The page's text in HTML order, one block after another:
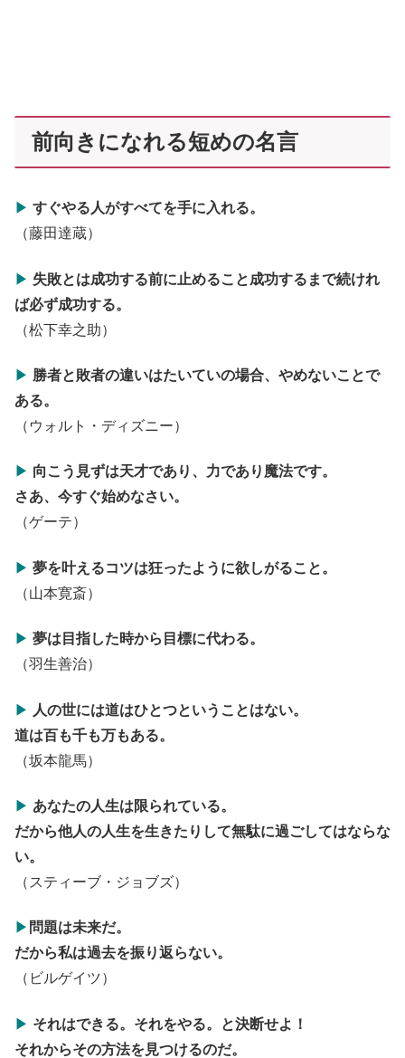
前向きになれる短めの名言
▶ すぐやる人がすべてを手に入れる。
（藤田達蔵）
▶ 失敗とは成功する前に止めること成功するまで続けれ
ば必ず成功する。
（松下幸之助）
▶ 勝者と敗者の違いはたいていの場合、 やめないことで
ある。
（ウォルト・ディズニー）
▶ 向こう見ずは天才であり、力であり 魔法です。
さあ、今すぐ始めなさい。
（ゲーテ）
▶ 夢を叶えるコツは狂ったように欲しがること。
（山本寛斎）
▶ 夢は目指した時から目標に代わる。
（羽生善治）
▶ 人の世には道はひとつということはない。
道は百も千も万もある。
（坂本龍馬）
▶ あなたの人生は限られている。
だから他人の人生を生きたりして無駄に過ごしてはならな
い。
（スティーブ・ジョブズ）
▶ 問題は未来だ。
だから私は過去を振り返らない。
（ビルゲイツ）
▶ それはできる。それをやる。と決断せよ！
それからその方法を見つけるのだ。